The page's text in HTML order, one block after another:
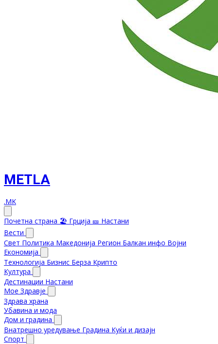
METLA
.MK
Почетна страна 🏖️ Грција 🎫 Настани
Вести
Свет Политика Македонија Регион Балкан инфо Војни
Економија
Технологија Бизнис Берза Крипто
Култура
Дестинации Настани
Мое Здравје
Здрава храна
Убавина и мода
Дом и градина
Внатрешно уредување Градина Куќи и дизајн
Спорт